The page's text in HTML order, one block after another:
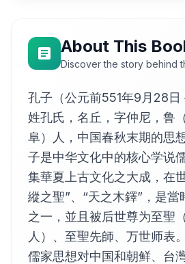
HC
10
鄉黨， 第十
Jie
先進， 第十一
HC
12
颜渊， 第十二
HC
13
子路， 第十三
HC
14
憲問， 第十四
HC
15
衛靈公， 第十五
HC
About This
Discover the story behind
孔子（公元前551年9月28
姓孔氏，名丘，字仲尼，鲁
阜）人，中国春秋末期的思
子是中华文化中的核心学说
集華夏上古文化之大成，在
縱之聖”、“天之木鐸”，是
之一，並且被后世尊为至聖
人）、至聖先師、万世师表
儒家思想对中国和朝鲜、台